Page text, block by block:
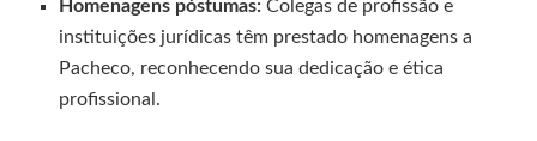
Homenagens póstumas: Colegas de profissão e
instituições jurídicas têm prestado homenagens a
Pacheco, reconhecendo sua dedicação e ética
profissional.